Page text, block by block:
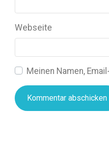
Webseite
Meinen Namen,